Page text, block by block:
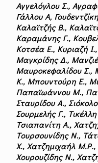
Αγγελόγλου Σ.,
Γάλλου Α,
Καλαϊτζής Β.,
Καραμάνης Γ.,
Κοτσέα Ε., Κυριαζή
Μαγκρίδης Δ.,
Μαυροκεφαλίδου Σ.,
Κ., Μπουντούρη Ε.,
Παπαϊωάννου Μ.,
Σταυρίδου Α.,
Σουρμελής Γ.,
Τσιαπανίτη Α.,
Τουρσουνίδης Ν.,
Χ., Χατζημιχαήλ Μ.Ρ.,
Χουρουζίδης Ν.,